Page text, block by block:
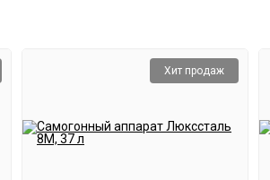
Хит продаж